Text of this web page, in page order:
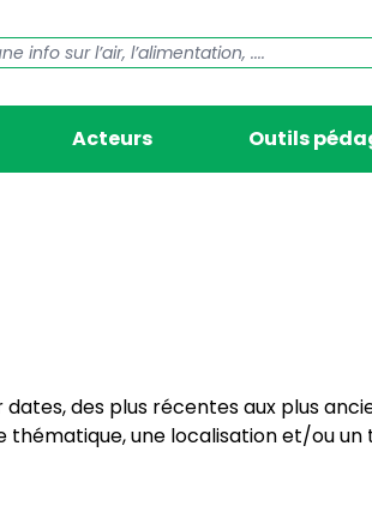
Acteurs Outils
des plus récentes aux plus
une localisation et/ou